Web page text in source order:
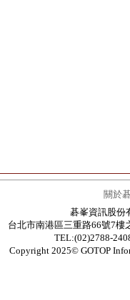
關於
碁峯資訊股份
台北市南港區三重路66號7樓
TEL:(02)2788-
Copyright 2025© GOTOP